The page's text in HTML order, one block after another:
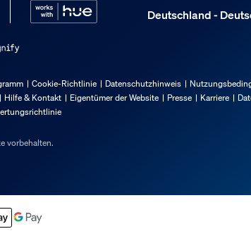
Deutschland -
Cookie-Richtlinie Datenschutzhinweis
Hilfe & Kontakt Eigentümer der Website Presse Karriere
vorbehalten.